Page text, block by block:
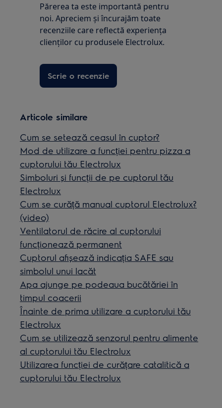
Părerea ta este importantă pentru
noi. Apreciem și încurajăm toate
recenziile care reflectă experienţa
clienţilor cu produsele Electrolux.
Scrie o recenzie
Articole similare
Cum se setează ceasul în cuptor?
Mod de utilizare a funcției pentru pizza a
cuptorului tău Electrolux
Simboluri și funcții de pe cuptorul tău
Electrolux
Cum se curăță manual cuptorul Electrolux?
(video)
Ventilatorul de răcire al cuptorului
funcționează permanent
Cuptorul afișează indicația SAFE sau
simbolul unui lacăt
Apa ajunge pe podeaua bucătăriei în
timpul coacerii
Înainte de prima utilizare a cuptorului tău
Electrolux
Cum se utilizează senzorul pentru alimente
al cuptorului tău Electrolux
Utilizarea funcției de curățare catalitică a
cuptorului tău Electrolux